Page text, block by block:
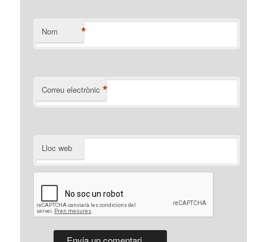
Nom *
Correu electrònic *
Lloc web